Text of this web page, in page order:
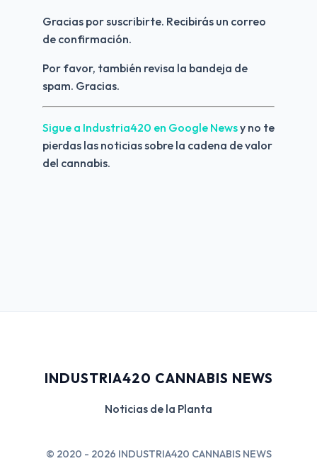
Gracias por suscribirte. Recibirás un correo
de confirmación.
Por favor, también revisa la bandeja de
spam. Gracias.
Sigue a Industria420 en Google News y no te
pierdas las noticias sobre la cadena de valor
del cannabis.
INDUSTRIA420 CANNABIS NEWS
Noticias de la Planta
© 2020 - 2026 INDUSTRIA420 CANNABIS NEWS